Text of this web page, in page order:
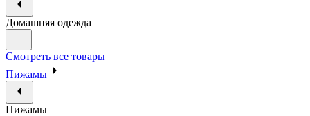
Домашняя одежда
Смотреть все товары
Пижамы
Пижамы